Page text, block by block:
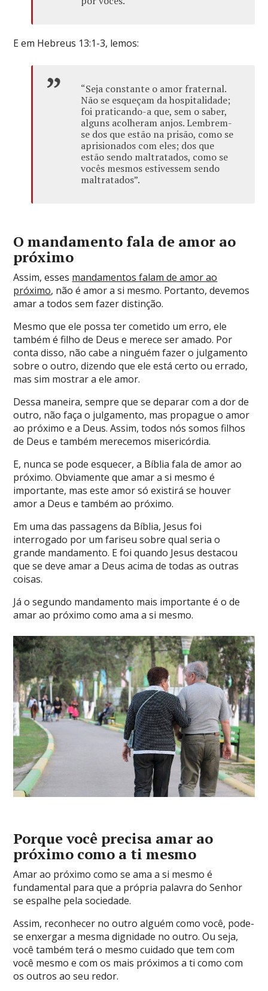
E em Hebreus 13:1-3, lemos:
“Seja constante o amor fraternal.
Não se esqueçam da hospitalidade;
foi praticando-a que, sem o saber,
alguns acolheram anjos. Lembrem-
se dos que estão na prisão, como se
aprisionados com eles; dos que
estão sendo maltratados, como se
vocês mesmos estivessem sendo
maltratados”.
O mandamento fala de amor ao
próximo
Assim, esses mandamentos falam de amor ao
próximo, não é amor a si mesmo. Portanto, devemos
amar a todos sem fazer distinção.
Mesmo que ele possa ter cometido um erro, ele
também é filho de Deus e merece ser amado. Por
conta disso, não cabe a ninguém fazer o julgamento
sobre o outro, dizendo que ele está certo ou errado,
mas sim mostrar a ele amor.
Dessa maneira, sempre que se deparar com a dor de
outro, não faça o julgamento, mas propague o amor
ao próximo e a Deus. Assim, todos nós somos filhos
de Deus e também merecemos misericórdia.
E, nunca se pode esquecer, a Bíblia fala de amor ao
próximo. Obviamente que amar a si mesmo é
importante, mas este amor só existirá se houver
amor a Deus e também ao próximo.
Em uma das passagens da Bíblia, Jesus foi
interrogado por um fariseu sobre qual seria o
grande mandamento. E foi quando Jesus destacou
que se deve amar a Deus acima de todas as outras
coisas.
Já o segundo mandamento mais importante é o de
amar ao próximo como ama a si mesmo.
Porque você precisa amar ao
próximo como a ti mesmo
Amar ao próximo como se ama a si mesmo é
fundamental para que a própria palavra do Senhor
se espalhe pela sociedade.
Assim, reconhecer no outro alguém como você, pode-
se enxergar a mesma dignidade no outro. Ou seja,
você também terá o mesmo cuidado que tem com
você mesmo e com os mais próximos a ti como com
os outros ao seu redor.